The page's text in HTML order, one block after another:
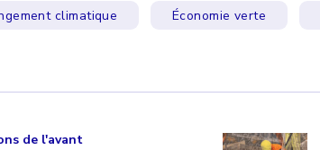
climatique Économie verte
de l'avant